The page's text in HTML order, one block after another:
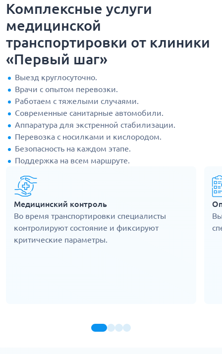
Комплексные услуги
медицинской
транспортировки от клиники
«Первый шаг»
Выезд круглосуточно.
Врачи с опытом перевозки.
Работаем с тяжелыми случаями.
Современные санитарные автомобили.
Аппаратура для экстренной стабилизации.
Перевозка с носилками и кислородом.
Безопасность на каждом этапе.
Поддержка на всем маршруте.
Медицинский контроль
Во время транспортировки специалисты
контролируют состояние и фиксируют
критические параметры.